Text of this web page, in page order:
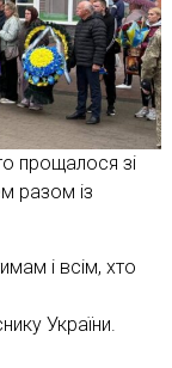
прощалося зі
разом із
і всім, хто
України.